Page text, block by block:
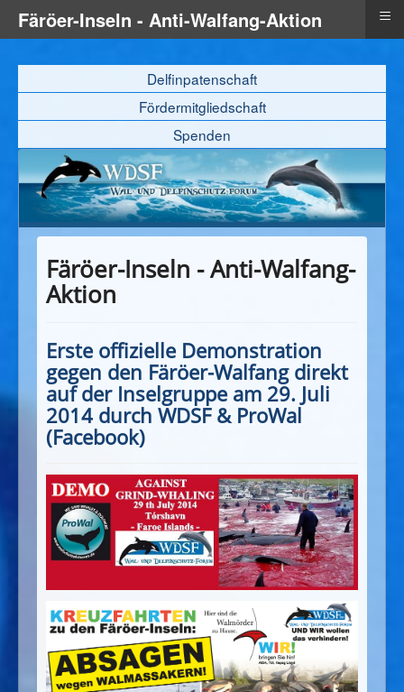
Delfinpatenschaft
Fördermitgliedschaft
Spenden
Färöer-Inseln - Anti-Walfang-
Aktion
Erste offizielle Demonstration
gegen den Färöer-Walfang direkt
auf der Inselgruppe am 29. Juli
2014 durch WDSF & ProWal
(Facebook)
Färöer-Inseln - Anti-Walfang-Aktion ≡